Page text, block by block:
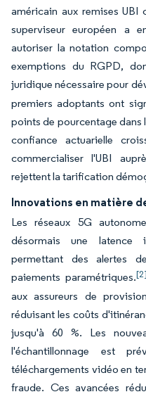
américain aux remises UBI
superviseur européen a
autoriser la notation
exemptions du RGPD,
juridique nécessaire pour
premiers adoptants ont
points de pourcentage dans
confiance actuarielle
commercialiser l'UBI
rejettent la tarification
Innovations en matière
Les réseaux 5G
désormais une latence
permettant des alertes
paiements paramétriques.[2]
aux assureurs de
réduisant les coûts
jusqu'à 60 %. Les
l'échantillonnage est
téléchargements vidéo en
fraude. Ces avancées